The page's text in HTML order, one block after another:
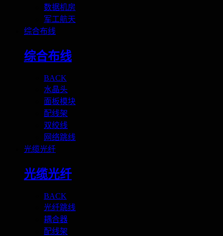
数据机房
军工航天
综合布线
综合布线
BACK
水晶头
面板模块
配线架
双绞线
网络跳线
光缆光纤
光缆光纤
BACK
光纤跳线
耦合器
配线架